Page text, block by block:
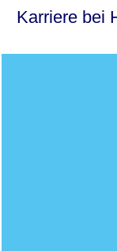
Karriere bei